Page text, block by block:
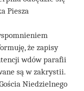
Piesza
że zapisy
wdów parafii
są w zakrystii.
Niedzielnego